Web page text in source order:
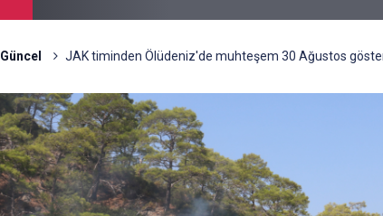
Güncel JAK timinden Ölüdeniz'de muhteşem 30 Ağustos